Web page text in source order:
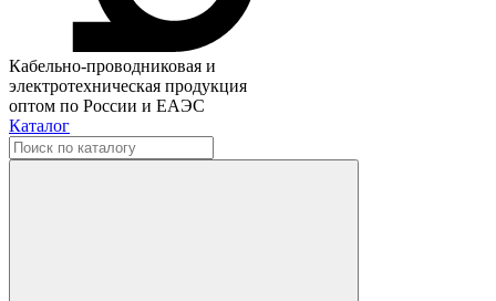
Кабельно-проводниковая и
электротехническая продукция
оптом по России и ЕАЭС
Каталог